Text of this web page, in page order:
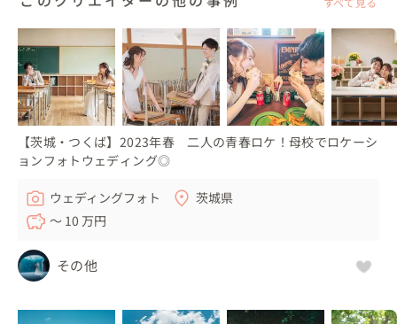
【茨城・つくば】2023年春 二人の青春ロケ！母校でロケーシ
ョンフォトウェディング◎
ウェディングフォト
茨城県
〜 10 万円
その他